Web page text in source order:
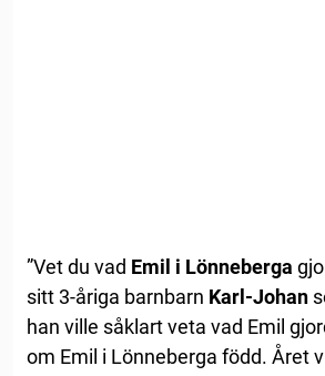
”Vet du vad Emil i Lönneberga
sitt 3-åriga barnbarn Karl-Johan
han ville såklart veta vad Emil
om Emil i Lönneberga född. Året